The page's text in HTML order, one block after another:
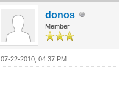
donos
Member
07-22-2010, 04:37 PM